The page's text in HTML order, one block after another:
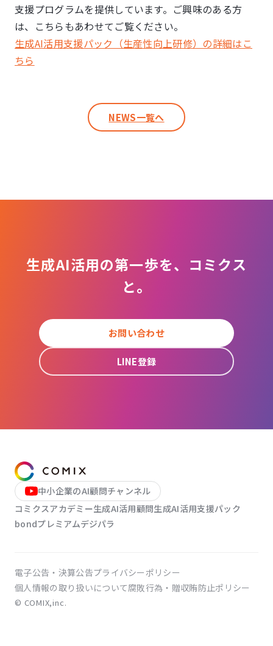
支援プログラムを提供しています。 ご興味のある方
は、こちらもあわせてご覧ください。
生成AI活用支援パック（生産性向上研修）の詳細はこ
ちら
NEWS一覧へ
生成AI活用の第一歩を、コミクス
と。
お問い合わせ
LINE登録
中小企業のAI顧問チャンネル
コミクスアカデミー生成AI活用顧問生成AI活用支援パック
bondプレミアムデジパラ
電子公告・決算公告プライバシーポリシー
個人情報の取り扱いについて腐敗行為・贈収賄防止ポリシー
© COMIX,inc.